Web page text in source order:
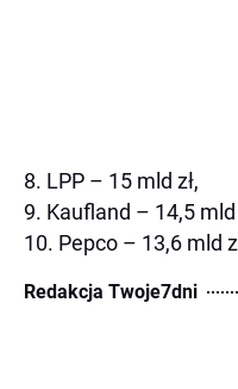
8. LPP – 15 mld zł,
9. Kaufland – 14,5 mld
10. Pepco – 13,6 mld
Redakcja Twoje7dni